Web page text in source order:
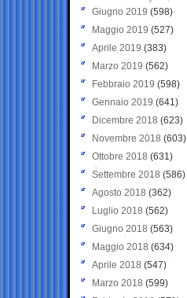
Giugno 2019 (598)
Maggio 2019 (527)
Aprile 2019 (383)
Marzo 2019 (562)
Febbraio 2019 (598)
Gennaio 2019 (641)
Dicembre 2018 (623)
Novembre 2018 (603)
Ottobre 2018 (631)
Settembre 2018 (586)
Agosto 2018 (362)
Luglio 2018 (562)
Giugno 2018 (563)
Maggio 2018 (634)
Aprile 2018 (547)
Marzo 2018 (599)